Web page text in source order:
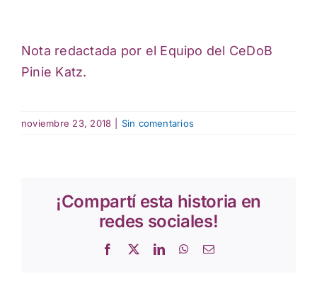
Nota redactada por el Equipo del CeDoB
Pinie Katz.
noviembre 23, 2018 Sin comentarios
¡Compartí esta historia en
redes sociales!
Facebook
X LinkedInWhatsApp
Correo